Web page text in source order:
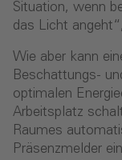
Situation, wenn
das Licht
Wie aber kann
Beschattungs-
optimalen
Arbeitsplatz
Raumes
Präsenzmelder